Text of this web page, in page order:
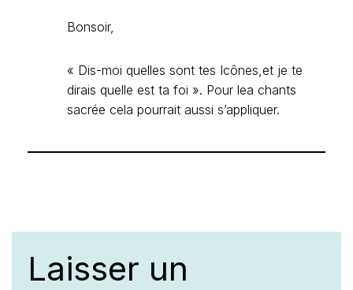
Bonsoir,
« Dis-moi quelles sont tes Icônes,et je te
dirais quelle est ta foi ». Pour lea chants
sacrée cela pourrait aussi s’appliquer.
Laisser un